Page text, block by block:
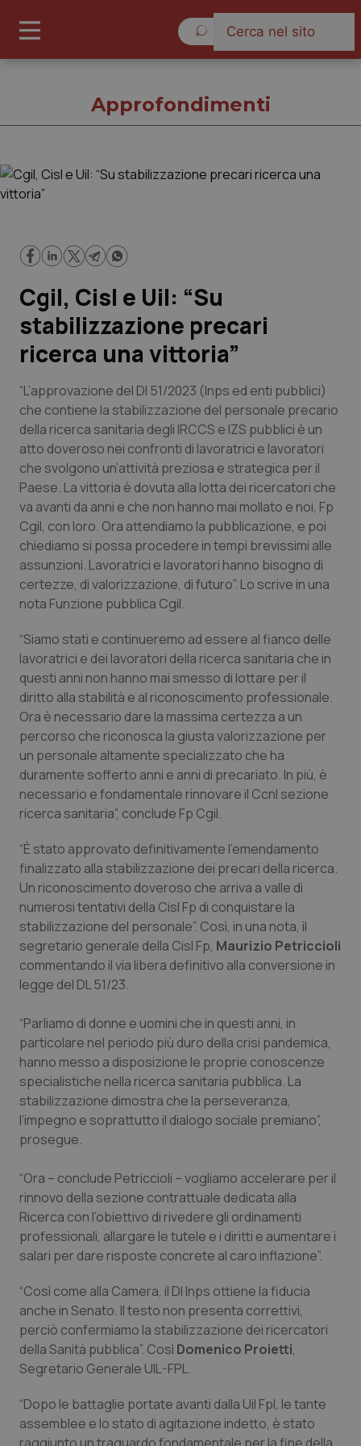
Governo e Parlamento
Regioni e Asl
Lavoro e Professioni
Scienza e Farmaci
Studi e Analisi
Lettere al direttore
Edizioni Regionali
QS Pro
Professionisti Sanitari.AI
Abruzzo
Basilicata
Calabria
Campania
Emilia-Romagna
Friuli Venezia Giulia
Lazio
Liguria
Lombardia
Marche
Molise
Piemonte
Provincia Autonoma di Trento
Puglia
Sardegna
Sicilia
Toscana
Umbria
QS Pro Gold
Artrite & artrosi
Asma & BPCO
Car-T
Colesterolo & coronaropatie
Dermatite Atopica
Diabete & glucometri
Disturbi dell’umore
Dolore
Donna & Salute
Epatiti
HIV
Ipertensione & Scompenso
Malattie rare
Malattia di Crohn & Rettocolite Ulcerosa
Neuroscienze & patologie neurodegenerative
Obesità
Oftalmologia
QS Club Newsletter
Approfondimenti
Cgil, Cisl e Uil: “Su
stabilizzazione precari
ricerca una vittoria”
“L’approvazione del Dl 51/2023 (Inps ed enti pubblici)
che contiene la stabilizzazione del personale precario
della ricerca sanitaria degli IRCCS e IZS pubblici è un
atto doveroso nei confronti di lavoratrici e lavoratori
che svolgono un’attività preziosa e strategica per il
Paese. La vittoria è dovuta alla lotta dei ricercatori che
va avanti da anni e che non hanno mai mollato e noi, Fp
Cgil, con loro. Ora attendiamo la pubblicazione, e poi
chiediamo si possa procedere in tempi brevissimi alle
assunzioni. Lavoratrici e lavoratori hanno bisogno di
certezze, di valorizzazione, di futuro”. Lo scrive in una
nota Funzione pubblica Cgil.
“Siamo stati e continueremo ad essere al fianco delle
lavoratrici e dei lavoratori della ricerca sanitaria che in
questi anni non hanno mai smesso di lottare per il
diritto alla stabilità e al riconoscimento professionale.
Ora è necessario dare la massima certezza a un
percorso che riconosca la giusta valorizzazione per
un personale altamente specializzato che ha
duramente sofferto anni e anni di precariato. In più, è
necessario e fondamentale rinnovare il Ccnl sezione
ricerca sanitaria”, conclude Fp Cgil.
“È stato approvato definitivamente l’emendamento
finalizzato alla stabilizzazione dei precari della ricerca.
Un riconoscimento doveroso che arriva a valle di
numerosi tentativi della Cisl Fp di conquistare la
stabilizzazione del personale”. Così, in una nota, il
segretario generale della Cisl Fp, Maurizio Petriccioli
commentando il via libera definitivo alla conversione in
legge del DL 51/23.
“Parliamo di donne e uomini che in questi anni, in
particolare nel periodo più duro della crisi pandemica,
hanno messo a disposizione le proprie conoscenze
specialistiche nella ricerca sanitaria pubblica. La
stabilizzazione dimostra che la perseveranza,
l’impegno e soprattutto il dialogo sociale premiano”,
prosegue.
“Ora – conclude Petriccioli – vogliamo accelerare per il
rinnovo della sezione contrattuale dedicata alla
Ricerca con l’obiettivo di rivedere gli ordinamenti
professionali, allargare le tutele e i diritti e aumentare i
salari per dare risposte concrete al caro inflazione”.
“Così come alla Camera, il Dl Inps ottiene la fiducia
anche in Senato. Il testo non presenta correttivi,
perciò confermiamo la stabilizzazione dei ricercatori
della Sanità pubblica”. Così Domenico Proietti,
Segretario Generale UIL-FPL.
“Dopo le battaglie portate avanti dalla Uil Fpl, le tante
assemblee e lo stato di agitazione indetto, è stato